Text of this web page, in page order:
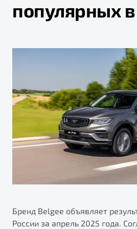
X50+
Яркий кроссовер
от 2 219 990 ₽*
В наличии
S50
Автомобили в наличии
Спецпредложения и Акции
Трейд-ин
Страхование
Расчет КАСКО
Записаться на сервис
Руководство по эксплуатации
Гарантия Belgee
Belgee Линк
Belgee Клуб
Реферальная программа
Помощь на дорогах
Новости
Контакты
Правовая информация
популярных
Бренд Belgee объявляет
России за апрель 2025 года.